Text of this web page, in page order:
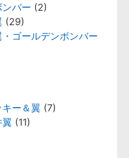
バー (2)
(29)
ゴールデンボンバー
ー＆翼 (7)
翼 (11)